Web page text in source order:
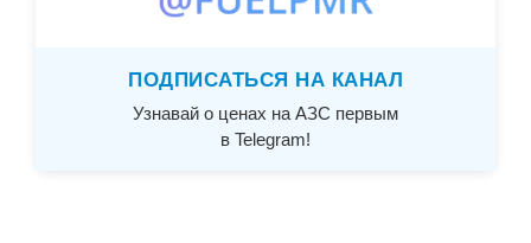
ПОДПИСАТЬСЯ НА КАНАЛ
Узнавай о ценах на АЗС первым
в Telegram!